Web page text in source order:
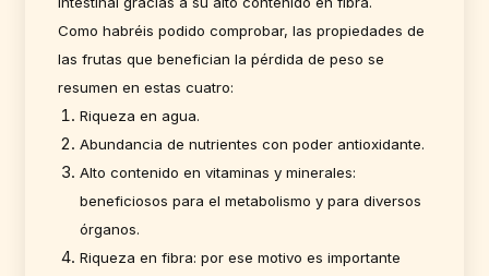
Como habréis podido comprobar, las propiedades de
las frutas que benefician la pérdida de peso se
resumen en estas cuatro:
Riqueza en agua.
Abundancia de nutrientes con poder antioxidante.
Alto contenido en vitaminas y minerales:
beneficiosos para el metabolismo y para diversos
órganos.
Riqueza en fibra: por ese motivo es importante